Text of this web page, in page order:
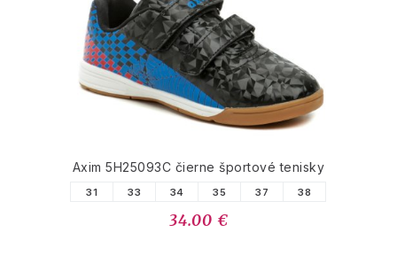
Axim 5H25093C čierne športové tenisky
31 33 34 35 37 38
34.00 €